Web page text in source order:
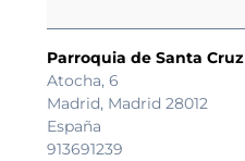
Parroquia de Santa Cruz
Atocha, 6
Madrid, Madrid 28012
España
913691239